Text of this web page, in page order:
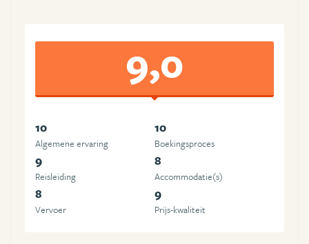
9,0
10
Algemene ervaring
10
Boekingsproces
9
Reisleiding
8
Accommodatie(s)
8
Vervoer
9
Prijs-kwaliteit